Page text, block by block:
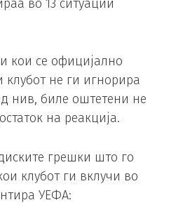
во 13 ситуации
кои се официјално
клубот не ги игнорира
нив, биле оштетени не
на реакција.
грешки што го
клубот ги вклучи во
УЕФА: